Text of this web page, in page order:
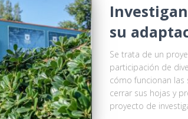
su
Se trata de un
participación de
cómo funcionan las
cerrar sus hojas y
proyecto de